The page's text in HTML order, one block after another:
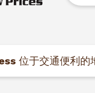
位于交通便利的